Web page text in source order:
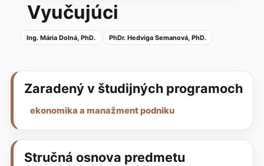
Vyučujúci
Ing. Mária Dolná, PhD. PhDr. Hedviga Semanová, PhD.
Zaradený v študijných programoch
ekonomika a manažment podniku
Stručná osnova predmetu